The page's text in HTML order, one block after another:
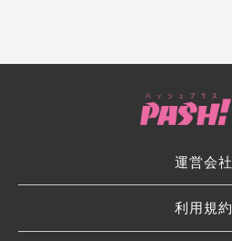
運営会社
利用規約